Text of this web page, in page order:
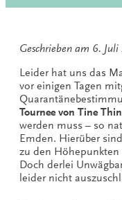
Geschrieben am 6. Juli
Leider hat uns das
vor einigen Tagen
Tournee von Tine
werden muss – so
Emden. Hierüber
zu den Höhepunkten
Doch derlei
leider nicht